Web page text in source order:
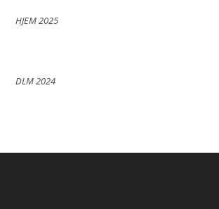
HJEM 2025
DLM 2024